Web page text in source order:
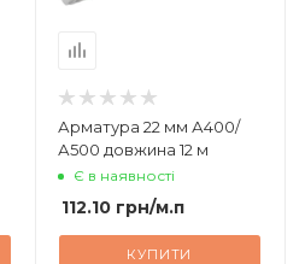
Арматура 22 мм А400/
А500 довжина 12 м
Є в наявності
112.10грн/м.п
КУПИТИ